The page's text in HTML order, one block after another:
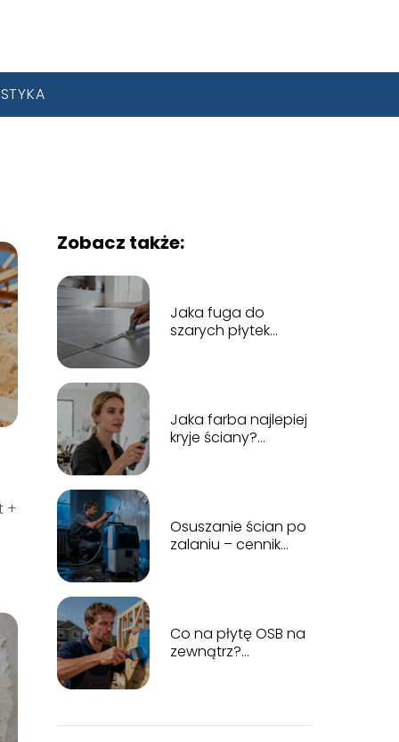
+
Zobacz także:
Jaka fuga do
szarych płytek
Jaka farba najlepiej
kryje ściany?
Osuszanie ścian po
zalaniu – cennik
Co na płytę OSB na
zewnątrz?